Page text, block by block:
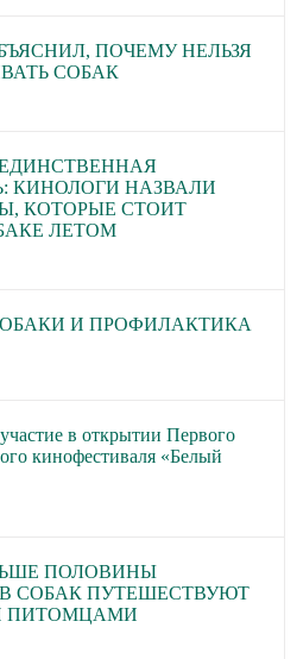
ПОЧЕМУ НЕЛЬЗЯ
СОБАК
КИНОЛОГИ НАЗВАЛИ
КОТОРЫЕ СТОИТ
ЛЕТОМ
И ПРОФИЛАКТИКА
в открытии Первого
кинофестиваля «Белый
ПОЛОВИНЫ
СОБАК ПУТЕШЕСТВУЮТ
ПИТОМЦАМИ